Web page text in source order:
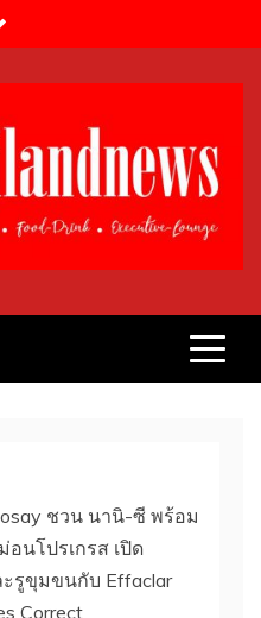
ชวน นานิ-ซี พร้อม
นโปรเกรส เปิด
รูขุมขนกับ Effaclar
Correct